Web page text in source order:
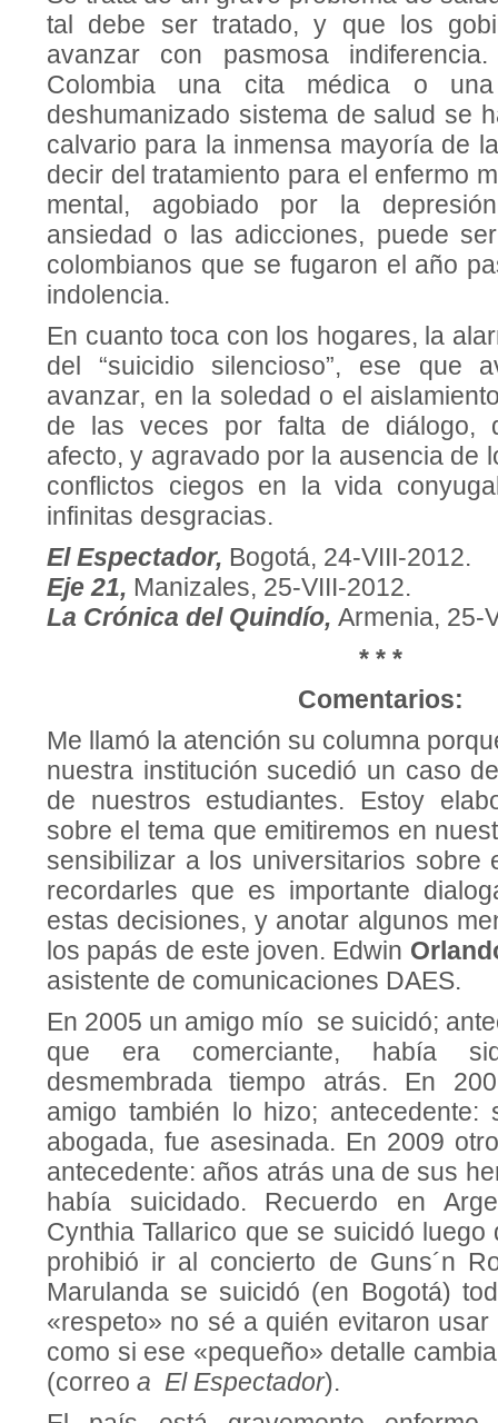
tal debe ser tratado, y que los
avanzar con pasmosa
Colombia una cita médica o
deshumanizado sistema de salud se
calvario para la inmensa mayoría de
decir del tratamiento para el enfermo
mental, agobiado por la
ansiedad o las adicciones, puede
colombianos que se fugaron el año
indolencia.
En cuanto toca con los hogares, la
del “suicidio silencioso”, ese que
avanzar, en la soledad o el
de las veces por falta de diálogo,
afecto, y agravado por la ausencia de
conflictos ciegos en la vida
infinitas desgracias.
El Espectador, Bogotá, 24-VIII-2012.
Eje 21, Manizales, 25-VIII-2012.
La Crónica del Quindío, Armenia, 25-
* * *
Comentarios:
Me llamó la atención su columna
nuestra institución sucedió un caso
de nuestros estudiantes. Estoy
sobre el tema que emitiremos en
sensibilizar a los universitarios sobre
recordarles que es importante
estas decisiones, y anotar algunos
los papás de este joven. Edwin
asistente de comunicaciones DAES.
En 2005 un amigo mío se suicidó;
que era comerciante, había
desmembrada tiempo atrás. En
amigo también lo hizo; antecedente:
abogada, fue asesinada. En 2009
antecedente: años atrás una de sus
había suicidado. Recuerdo en
Cynthia Tallarico que se suicidó
prohibió ir al concierto de Guns´n
Marulanda se suicidó (en Bogotá)
«respeto» no sé a quién evitaron
como si ese «pequeño» detalle
(correo a El Espectador).